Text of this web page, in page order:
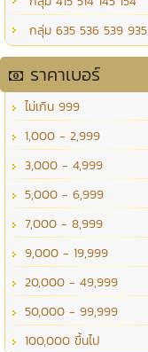
กลุ่ม 635 536 539 935
ราคาเบอร์
ไม่เกิน 999
1,000 - 2,999
3,000 - 4,999
5,000 - 6,999
7,000 - 8,999
9,000 - 19,999
20,000 - 49,999
50,000 - 99,999
100,000 ขึ้นไป